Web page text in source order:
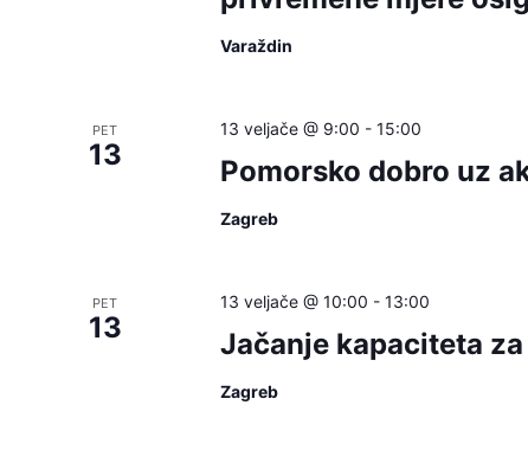
Varaždin
PET
13 Pomorsko dobro uz
13 veljače @ 9:00 - 15:00
Zagreb
PET
13 Jačanje kapaciteta
13 veljače @ 10:00 - 13:00
Zagreb